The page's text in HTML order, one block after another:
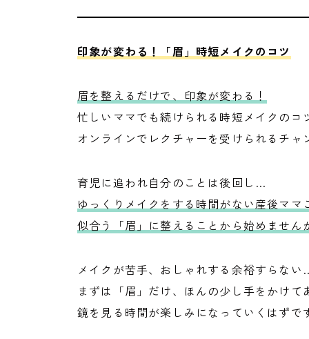
印象が変わる！「眉」時短メイクのコツ
眉を整えるだけで、印象が変わる！
忙しいママでも続けられる時短メイクのコ
オンラインでレクチャーを受けられるチャ
育児に追われ自分のことは後回し…
ゆっくりメイクをする時間がない産後ママ
似合う「眉」に整えることから始めません
メイクが苦手、おしゃれする余裕すらない
まずは「眉」だけ、ほんの少し手をかけて
鏡を見る時間が楽しみになっていくはずで